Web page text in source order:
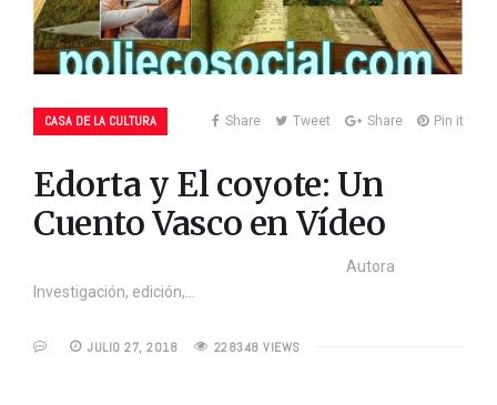
CASA DE LA CULTURA Share Tweet Share Pin it
Edorta y El coyote: Un
Cuento Vasco en Vídeo
Autora
Investigación, edición,…
JULIO 27, 2018 228348 VIEWS